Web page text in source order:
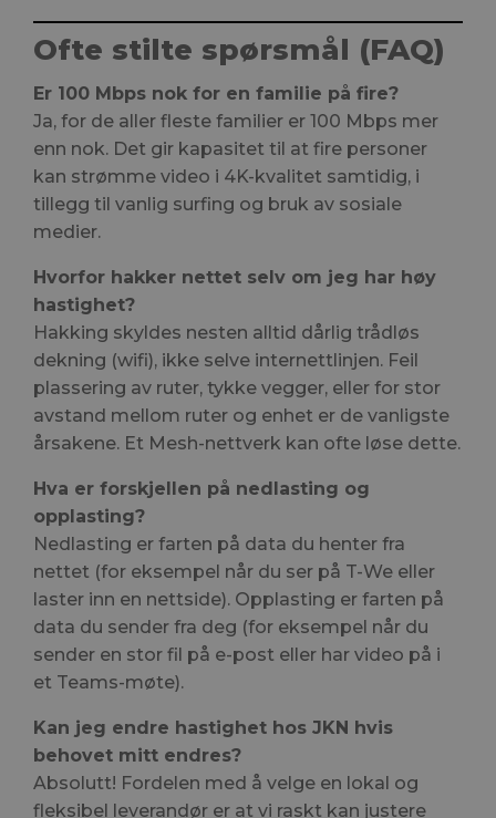
Ofte stilte spørsmål (FAQ)
Er 100 Mbps nok for en familie på fire?
Ja, for de aller fleste familier er 100 Mbps mer
enn nok. Det gir kapasitet til at fire personer
kan strømme video i 4K-kvalitet samtidig, i
tillegg til vanlig surfing og bruk av sosiale
medier.
Hvorfor hakker nettet selv om jeg har høy
hastighet?
Hakking skyldes nesten alltid dårlig trådløs
dekning (wifi), ikke selve internettlinjen. Feil
plassering av ruter, tykke vegger, eller for stor
avstand mellom ruter og enhet er de vanligste
årsakene. Et Mesh-nettverk kan ofte løse dette.
Hva er forskjellen på nedlasting og
opplasting?
Nedlasting er farten på data du henter fra
nettet (for eksempel når du ser på T-We eller
laster inn en nettside). Opplasting er farten på
data du sender fra deg (for eksempel når du
sender en stor fil på e-post eller har video på i
et Teams-møte).
Kan jeg endre hastighet hos JKN hvis
behovet mitt endres?
Absolutt! Fordelen med å velge en lokal og
fleksibel leverandør er at vi raskt kan justere